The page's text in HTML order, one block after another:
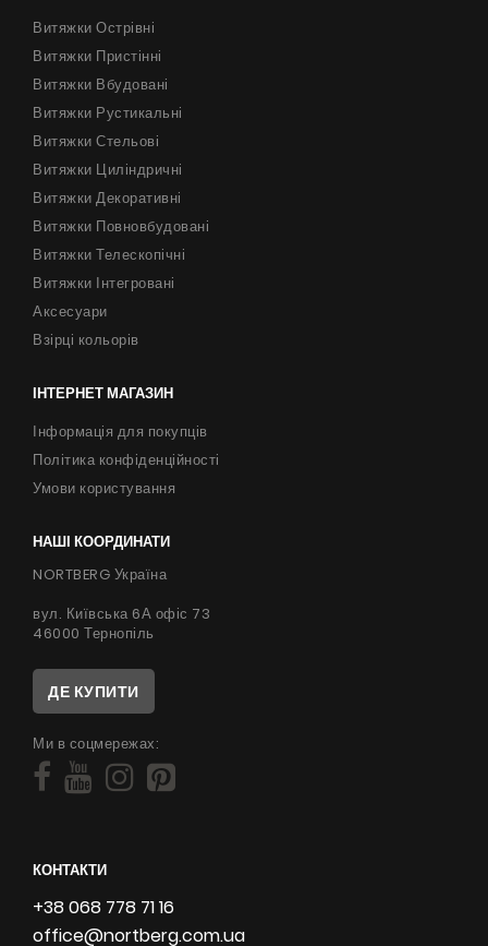
Витяжки Острівні
Витяжки Пристінні
Витяжки Вбудовані
Витяжки Рустикальні
Витяжки Стельові
Витяжки Циліндричні
Витяжки Декоративні
Витяжки Повновбудовані
Витяжки Телескопічні
Витяжки Інтегровані
Аксесуари
Взірці кольорів
ІНТЕРНЕТ МАГАЗИН
Інформація для покупців
Політика конфіденційності
Умови користування
НАШІ КООРДИНАТИ
NORTBERG Україна
вул. Київська 6А офіс 73
46000 Тернопіль
ДЕ КУПИТИ
Ми в соцмережах:
КОНТАКТИ
+38 068 778 71 16
office@nortberg.com.ua